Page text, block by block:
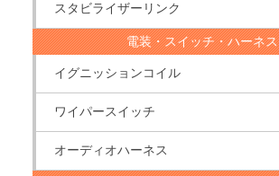
スタビライザーリンク
電装・スイッチ・ハーネス
イグニッションコイル
ワイパースイッチ
オーディオハーネス